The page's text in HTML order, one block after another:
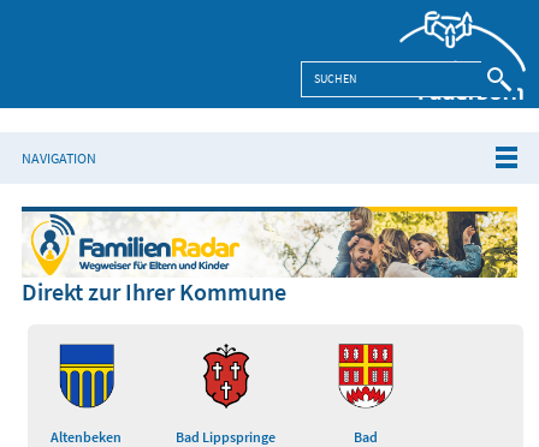
NAVIGATION
Direkt zur Ihrer Kommune
Altenbeken Bad Lippspringe
Bad